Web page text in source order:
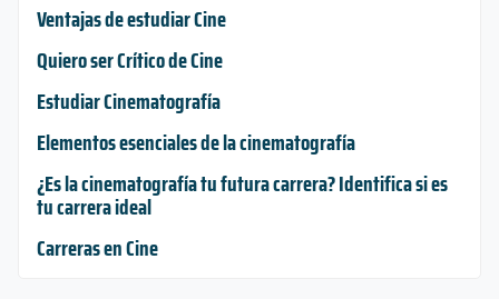
Ventajas de estudiar Cine
Quiero ser Crítico de Cine
Estudiar Cinematografía
Elementos esenciales de la cinematografía
¿Es la cinematografía tu futura carrera? Identifica si es
tu carrera ideal
Carreras en Cine